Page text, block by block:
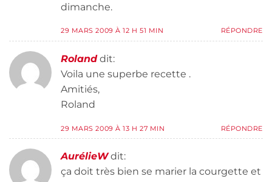
dimanche.
29 MARS 2009 À 12 H 51 MIN RÉPONDRE
Roland dit:
Voila une superbe recette .
Amitiés,
Roland
29 MARS 2009 À 13 H 27 MIN RÉPONDRE
AurélieW dit:
ça doit très bien se marier la courgette et